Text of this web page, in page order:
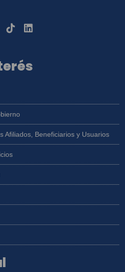
Afiliados, Beneficiarios y Usuarios